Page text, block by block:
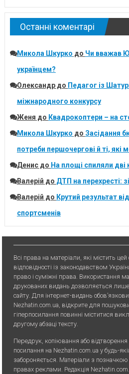
Останні коментарі
Микола Шкурко до Чи вважав
українцем?
Олександрдо Педагог із
міжнародного конкурсу
Женя до Квадрокоптери – на
Микола Шкурко до Засідання
потреби першочергові й ті, які
Денисдо На площі спиляли дві
Валерій до ДТП на перехресті:
Валерій до Крутий результат
спортсменів
Всі права на матеріали, які містить
відповідності із законодавством
право і суміжні права. Використання
друкованих видань дозволяється лише
сайту. Для iнтернет-видань
Nezhatin.com.ua, відкрите для
гіперпосилання повинні міститися
другому абзаці тексту.
Передрук, копiювання або
посилання на Nezhatin.com.ua у будь-
забороняється. Матеріали з
правах реклами. Редакція